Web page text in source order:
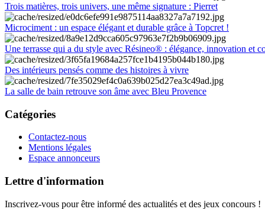
Trois matières, trois univers, une même signature : Pierret
Microciment : un espace élégant et durable grâce à Topcret !
Une terrasse qui a du style avec Résineo® : élégance, innovation et
Des intérieurs pensés comme des histoires à vivre
La salle de bain retrouve son âme avec Bleu Provence
Catégories
Contactez-nous
Mentions légales
Espace annonceurs
Lettre d'information
Inscrivez-vous pour être informé des actualités et des jeux concours !